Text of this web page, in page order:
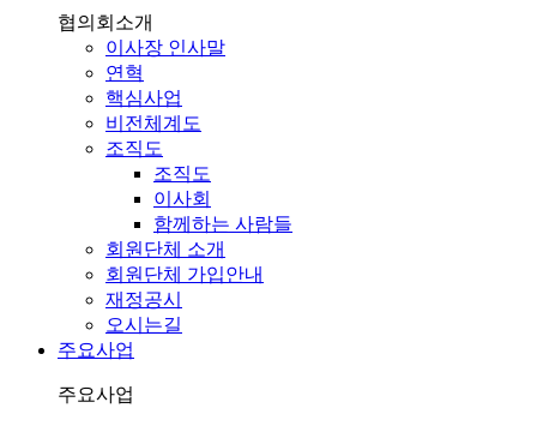
협의회소개
이사장 인사말
연혁
핵심사업
비전체계도
조직도
조직도
이사회
함께하는 사람들
회원단체 소개
회원단체 가입안내
재정공시
오시는길
주요사업
주요사업